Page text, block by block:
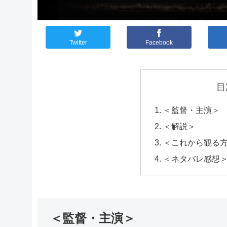
Twitter Facebook
＜監督・主演＞
＜解説＞
＜これから観る
＜ネタバレ感想
＜監督・主演＞